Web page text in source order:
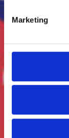
Marketing